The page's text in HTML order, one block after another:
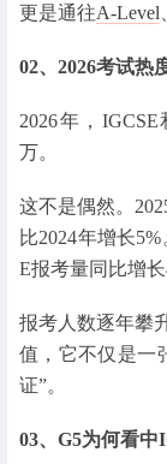
更是通往A-Level
02、 2026考试热
2026年，
万。
这不是偶然。
比2024年增长
E报考量同比增长
报考人数逐年攀
值，它不仅是一
证”。
03、 G5为何看中